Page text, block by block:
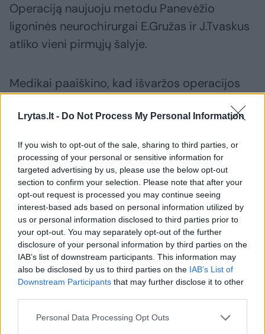
Lrytas.lt - Do Not Process My Personal Information
If you wish to opt-out of the sale, sharing to third parties, or
processing of your personal or sensitive information for
targeted advertising by us, please use the below opt-out
section to confirm your selection. Please note that after your
opt-out request is processed you may continue seeing
interest-based ads based on personal information utilized by
us or personal information disclosed to third parties prior to
your opt-out. You may separately opt-out of the further
disclosure of your personal information by third parties on the
IAB’s list of downstream participants. This information may
also be disclosed by us to third parties on the IAB’s List of
Downstream Participants that may further disclose it to other
Personal Data Processing Opt Outs
Operaciją naujuoju metodu Panevėžio
ligoninės neurochirurgai E.Gružas ir J.Tvaskus
atliko vieni pirmųjų šalyje.
Medikai paaiškino, kad išvaržos operacijos
didžiulio skausmo medikai išgelbėjo daugiau
Naujasis metodas ypatingas, nes invazija itin
maža, minkštųjų audinių trauma minimali,
infekcijos pavojaus beveik nelieka.
Ligonis per operaciją beveik nekraujuoja ir po
jos greitai atsigauna.
pabrėžė, kad operuojant itin svarbu yra